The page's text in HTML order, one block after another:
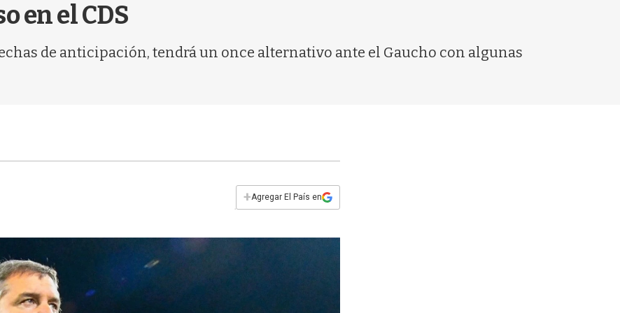
en el CDS
de anticipación, tendrá un once alternativo ante el Gaucho con algunas
+Agregar El País en